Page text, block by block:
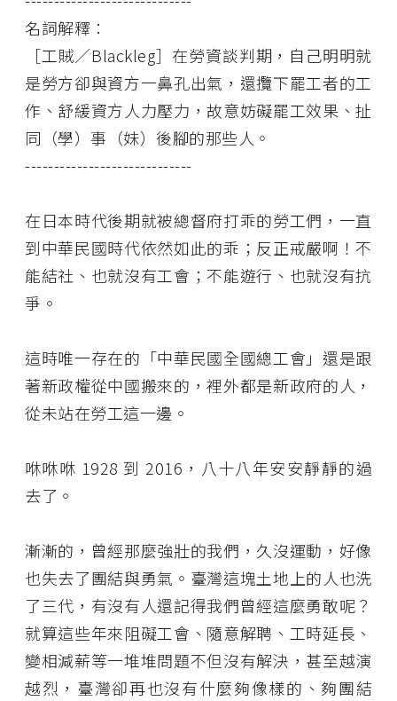
名詞解釋：
［工賊／Blackleg］在勞資談判期，自己明明就
是勞方卻與資方一鼻孔出氣，還攬下罷工者的工
作、舒緩資方人力壓力，故意妨礙罷工效果、扯
同（學）事（妹）後腳的那些人。
-----------------------------
在日本時代後期就被總督府打乖的勞工們，一直
到中華民國時代依然如此的乖；反正戒嚴啊！不
能結社、也就沒有工會；不能遊行、也就沒有抗
爭。
這時唯一存在的「中華民國全國總工會」還是跟
著新政權從中國搬來的，裡外都是新政府的人，
從未站在勞工這一邊。
咻咻咻 1928 到 2016，八十八年安安靜靜的過
去了。
漸漸的，曾經那麼強壯的我們，久沒運動，好像
也失去了團結與勇氣。臺灣這塊土地上的人也洗
了三代，有沒有人還記得我們曾經這麼勇敢呢？
就算這些年來阻礙工會、隨意解聘、工時延長、
變相減薪等一堆堆問題不但沒有解決，甚至越演
越烈，臺灣卻再也沒有什麼夠像樣的、夠團結